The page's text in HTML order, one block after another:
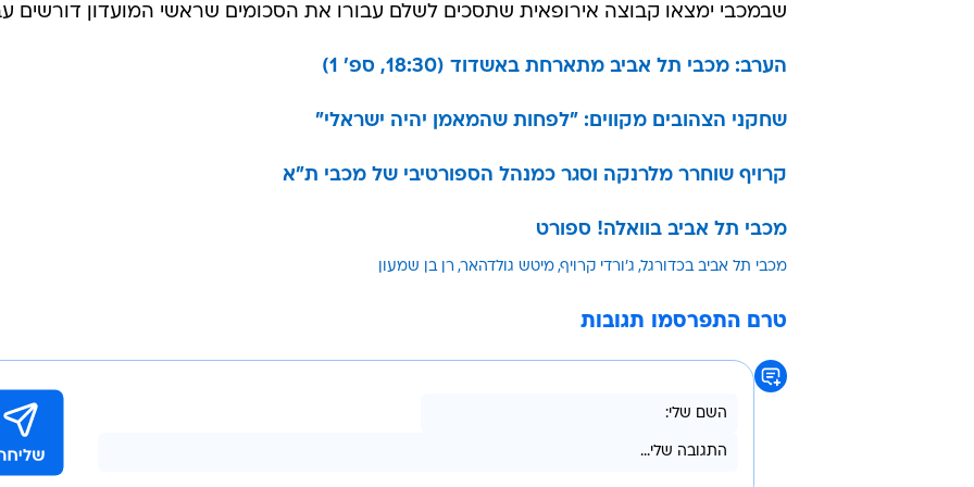
שבמכבי ימצאו קבוצה אירופאית שתסכים לשלם עבורו את הסכומים שראשי המועדון דורשים
הערב: מכבי תל אביב מתארחת באשדוד (18:30, ספ' 1)
שחקני הצהובים מקווים: "לפחות שהמאמן יהיה ישראלי"
קרויף שוחרר מלרנקה וסגר כמנהל הספורטיבי של מכבי ת"א
מכבי תל אביב בוואלה! ספורט
מכבי תל אביב בכדורגל ג'ורדי קרויף מיטש גולדהאר רן בן שמעון
טרם התפרסמו תגובות